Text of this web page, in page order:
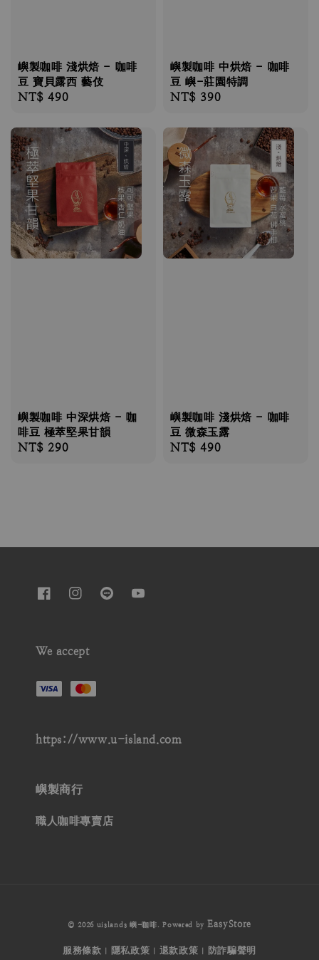
嶼製咖啡 淺烘焙 - 咖啡
豆 寶貝露西 藝伎
Regular
NT$ 490
嶼製咖啡 中烘焙 - 咖啡
豆 嶼-莊園特調
Regular
NT$ 390
嶼製咖啡 中深烘焙 - 咖
啡豆 極萃堅果甘韻
Regular
NT$ 290
嶼製咖啡 淺烘焙 - 咖啡
豆 微森玉露
Regular
NT$ 490
We accept
https://www.u-island.com
嶼製商行
職人咖啡專賣店
© 2026 uislands 嶼-咖啡. Powered by EasyStore
服務條款 隱私政策 退款政策 防詐騙聲明